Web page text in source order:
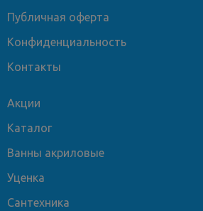
Публичная оферта
Конфиденциальность
Контакты
Акции
Каталог
Ванны акриловые
Уценка
Сантехника